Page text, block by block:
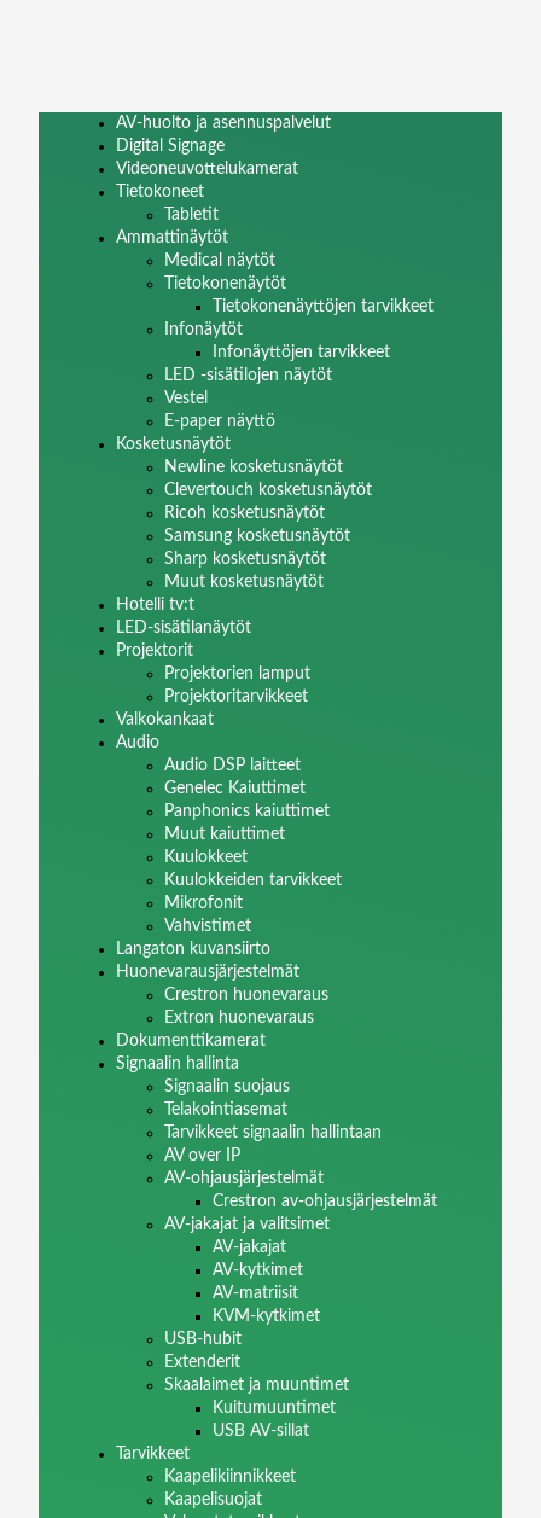
AV-huolto ja asennuspalvelut
Digital Signage
Videoneuvottelukamerat
Tietokoneet
Tabletit
Ammattinäytöt
Medical näytöt
Tietokonenäytöt
Tietokonenäyttöjen tarvikkeet
Infonäytöt
Infonäyttöjen tarvikkeet
LED -sisätilojen näytöt
Vestel
E-paper näyttö
Kosketusnäytöt
Newline kosketusnäytöt
Clevertouch kosketusnäytöt
Ricoh kosketusnäytöt
Samsung kosketusnäytöt
Sharp kosketusnäytöt
Muut kosketusnäytöt
Hotelli tv:t
LED-sisätilanäytöt
Projektorit
Projektorien lamput
Projektoritarvikkeet
Valkokankaat
Audio
Audio DSP laitteet
Genelec Kaiuttimet
Panphonics kaiuttimet
Muut kaiuttimet
Kuulokkeet
Kuulokkeiden tarvikkeet
Mikrofonit
Vahvistimet
Langaton kuvansiirto
Huonevarausjärjestelmät
Crestron huonevaraus
Extron huonevaraus
Dokumenttikamerat
Signaalin hallinta
Signaalin suojaus
Telakointiasemat
Tarvikkeet signaalin hallintaan
AV over IP
AV-ohjausjärjestelmät
Crestron av-ohjausjärjestelmät
AV-jakajat ja valitsimet
AV-jakajat
AV-kytkimet
AV-matriisit
KVM-kytkimet
USB-hubit
Extenderit
Skaalaimet ja muuntimet
Kuitumuuntimet
USB AV-sillat
Tarvikkeet
Kaapelikiinnikkeet
Kaapelisuojat